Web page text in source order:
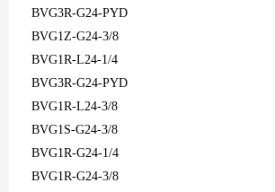
BVG3R-G24-PYD
BVG1Z-G24-3/8
BVG1R-L24-1/4
BVG3R-G24-PYD
BVG1R-L24-3/8
BVG1S-G24-3/8
BVG1R-G24-1/4
BVG1R-G24-3/8